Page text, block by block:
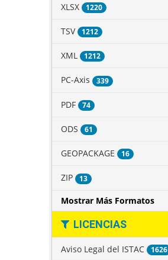
XLSX 1220
TSV 1212
XML 1212
PC-Axis 339
PDF 74
ODS 61
GEOPACKAGE 16
ZIP 13
Mostrar Más Formatos
LICENCIAS
Aviso Legal del ISTAC 1626